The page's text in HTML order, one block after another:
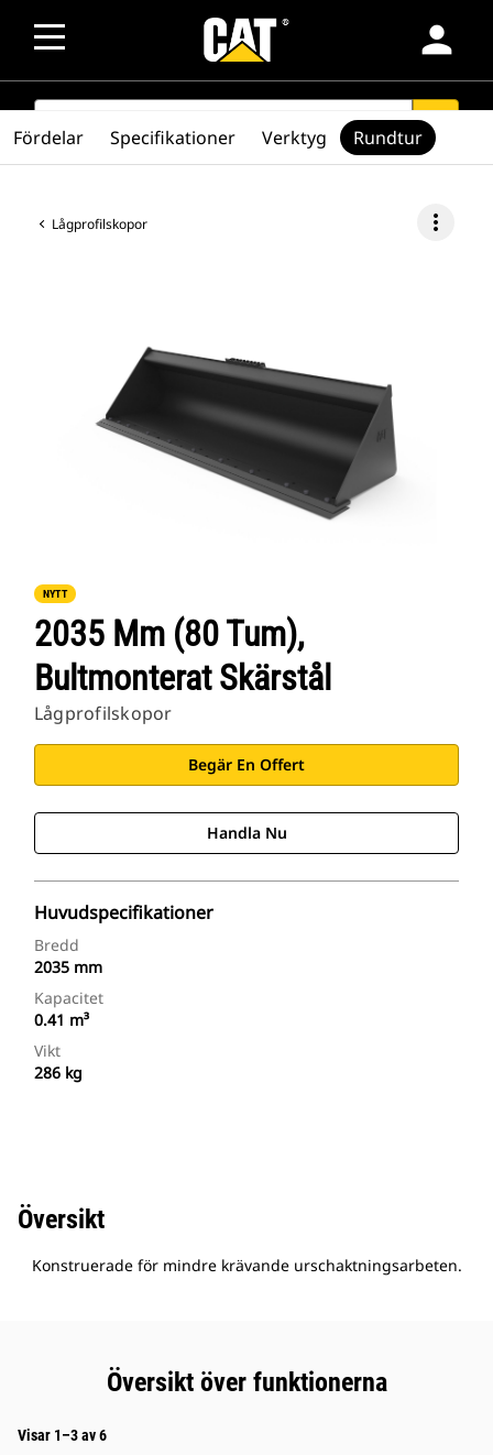
person
SEARCH search
Lågprofilskopor more_vert
NYTT
2035 Mm (80 Tum),
Bultmonterat Skärstål
Lågprofilskopor
Begär En Offert
Handla Nu
Huvudspecifikationer
Bredd
2035 mm
Kapacitet
0.41 m³
Vikt
286 kg
Fördelar Specifikationer Verktyg Rundtur
Översikt
Konstruerade för mindre krävande urschaktningsarbeten.
Översikt över funktionerna
Visar 1–3 av 6